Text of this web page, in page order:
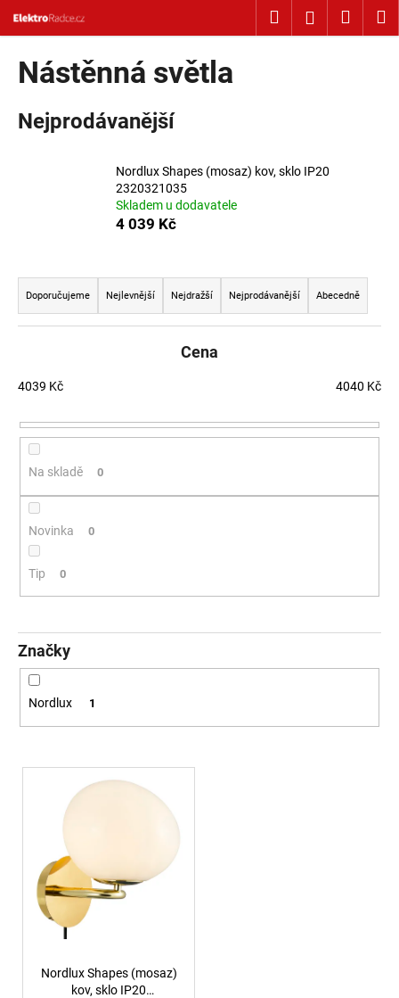
Hledat Přihlášení
Nástěnná světla
Nejprodávanější
Nordlux Shapes (mosaz) kov, sklo IP20
2320321035
Skladem u dodavatele
4 039 Kč
Řazení produktů
Doporučujeme Nejlevnější Nejdražší Nejprodávanější Abecedně
Cena
4039 Kč 4040 Kč
Na skladě 0
Novinka 0
Tip 0
Značky
Nordlux 1
Výpis produktů
Nordlux Shapes (mosaz)
kov, sklo IP20
Košík
o
u
j
e
e
a
j
t
D
p
r
LED2
SPOT